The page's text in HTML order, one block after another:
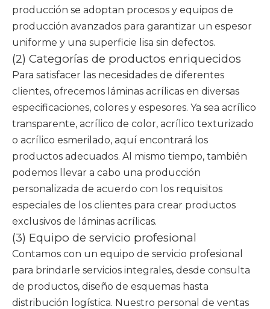
producción se adoptan procesos y equipos de
producción avanzados para garantizar un espesor
uniforme y una superficie lisa sin defectos.
(2) Categorías de productos enriquecidos
Para satisfacer las necesidades de diferentes
clientes, ofrecemos láminas acrílicas en diversas
especificaciones, colores y espesores. Ya sea acrílico
transparente, acrílico de color, acrílico texturizado
o acrílico esmerilado, aquí encontrará los
productos adecuados. Al mismo tiempo, también
podemos llevar a cabo una producción
personalizada de acuerdo con los requisitos
especiales de los clientes para crear productos
exclusivos de láminas acrílicas.
(3) Equipo de servicio profesional
Contamos con un equipo de servicio profesional
para brindarle servicios integrales, desde consulta
de productos, diseño de esquemas hasta
distribución logística. Nuestro personal de ventas